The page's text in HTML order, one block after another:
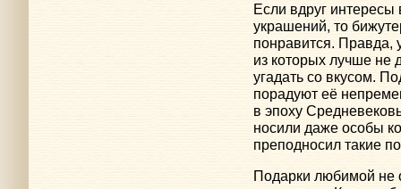
Если вдруг
украшений, то
понравится. Правда,
из которых лучше не
угадать со вкусом.
порадуют её
в эпоху
носили даже особы
преподносил такие
Подарки любимой не